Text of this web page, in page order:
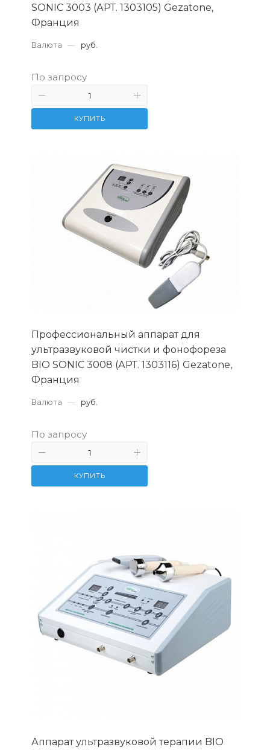
SONIC 3003 (АРТ. 1303105) Gezatone,
Франция
Валюта — руб.
По запросу
КУПИТЬ
Профессиональный аппарат для
ультразвуковой чистки и фонофореза
BIO SONIC 3008 (АРТ. 1303116) Gezatone,
Франция
Валюта — руб.
По запросу
КУПИТЬ
Аппарат ультразвуковой терапии BIO